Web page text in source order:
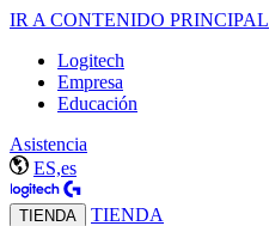
IR A CONTENIDO PRINCIPAL
Logitech
Empresa
Educación
Asistencia
ES,es
TIENDA TIENDA